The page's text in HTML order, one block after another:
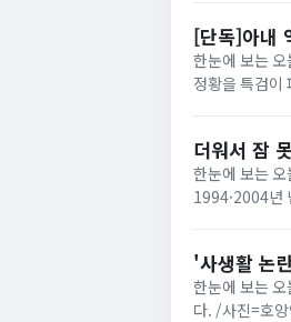
[단독]아내
한눈에 보는
정황을 특검이
더워서 잠
한눈에 보는
1994·2004년
'사생활 논
한눈에 보는
다. /사진=호